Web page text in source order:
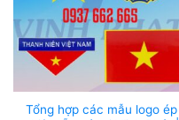
Tổng hợp các mẫu logo ép